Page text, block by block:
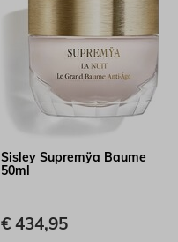
Sisley Supremÿa Baume
50ml
€ 434,95